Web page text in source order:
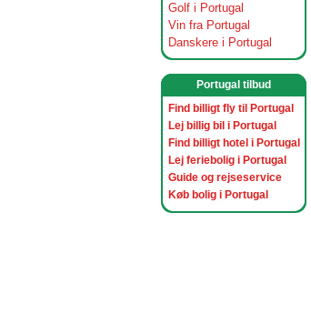
Golf i Portugal
Vin fra Portugal
Danskere i Portugal
Portugal tilbud
Find billigt fly til Portugal
Lej billig bil i Portugal
Find billigt hotel i Portugal
Lej feriebolig i Portugal
Guide og rejseservice
Køb bolig i Portugal